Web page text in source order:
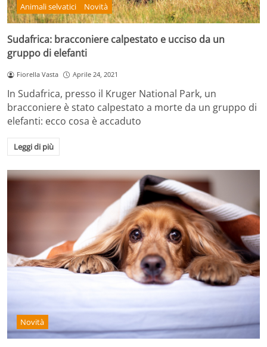
Animali selvatici Novità
Sudafrica: bracconiere calpestato e ucciso da un
gruppo di elefanti
Fiorella Vasta Aprile 24, 2021
In Sudafrica, presso il Kruger National Park, un
bracconiere è stato calpestato a morte da un gruppo di
elefanti: ecco cosa è accaduto
Leggi di più
Novità